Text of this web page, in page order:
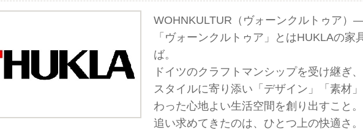
WOHNKULTUR（ヴォーンクルトゥア）
「ヴォーンクルトゥア」とはHUKLAの家
ば。
ドイツのクラフトマンシップを受け継ぎ
スタイルに寄り添い「デザイン」「素材
わった心地よい生活空間を創り出すこと。
追い求めてきたのは、ひとつ上の快適さ。